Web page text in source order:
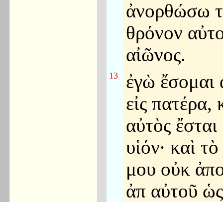
ἀνορθώσω
θρόνον
αἰῶνος.
13
ἐγὼ ἔσομαι
εἰς πατέρα,
αὐτὸς ἔσται
υἱόν· καὶ
μου οὐκ
ἀπ αὐτοῦ ὡς